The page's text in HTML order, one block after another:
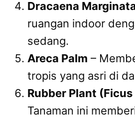
Dracaena
ruangan indoor
sedang.
Areca Palm –
tropis yang asri di
Rubber Plant
Tanaman ini